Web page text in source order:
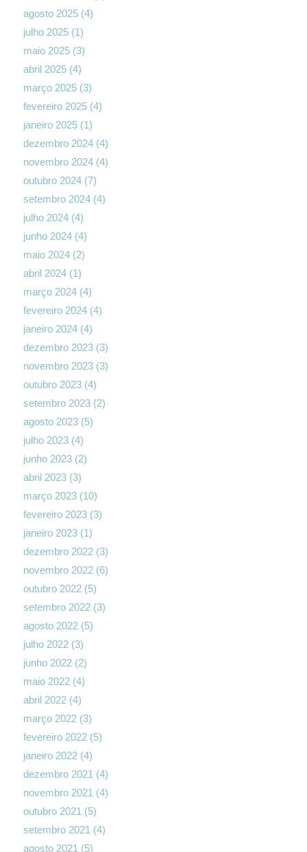
agosto 2025(4)
julho 2025(1)
maio 2025(3)
abril 2025(4)
março 2025(3)
fevereiro 2025(4)
janeiro 2025(1)
dezembro 2024(4)
novembro 2024(4)
outubro 2024(7)
setembro 2024(4)
julho 2024(4)
junho 2024(4)
maio 2024(2)
abril 2024(1)
março 2024(4)
fevereiro 2024(4)
janeiro 2024(4)
dezembro 2023(3)
novembro 2023(3)
outubro 2023(4)
setembro 2023(2)
agosto 2023(5)
julho 2023(4)
junho 2023(2)
abril 2023(3)
março 2023(10)
fevereiro 2023(3)
janeiro 2023(1)
dezembro 2022(3)
novembro 2022(6)
outubro 2022(5)
setembro 2022(3)
agosto 2022(5)
julho 2022(3)
junho 2022(2)
maio 2022(4)
abril 2022(4)
março 2022(3)
fevereiro 2022(5)
janeiro 2022(4)
dezembro 2021 (4)
novembro 2021 (4)
outubro 2021 (5)
setembro 2021 (4)
agosto 2021 (5)